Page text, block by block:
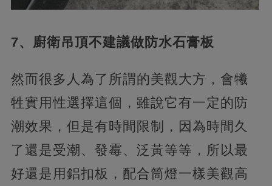
7、廚衛吊頂不建議做防水石膏板
然而很多人為了所謂的美觀大方，會犧
牲實用性選擇這個，雖說它有一定的防
潮效果，但是有時間限制，因為時間久
了還是受潮、發霉、泛黃等等，所以最
好還是用鋁扣板，配合筒燈一樣美觀高